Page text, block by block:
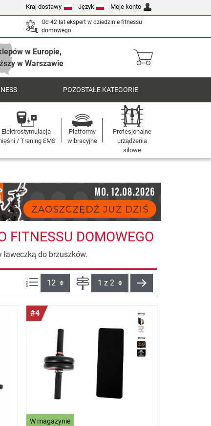
Kraj dostawy Język Moje konto
Od 42 lat ekspert w dziedzinie fitnessu
domowego
w Europie,
w Warszawie
POZOSTAŁE KATEGORIE
Elektrostymulacja
/ Trening EMS
Platformy
wibracyjne
Profesjonalne
urządzenia
siłowe
FITNESSU DOMOWEGO
do brzuszków.
Ilości produktów na stronie:
Strona Dalej
#4
W magazynie